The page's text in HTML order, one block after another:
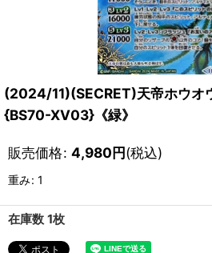
(2024/11)(SECRET)天帝ホウオ
{BS70-XV03}《緑》
販売価格: 4,980円(税込)
重み: 1
在庫数 1枚